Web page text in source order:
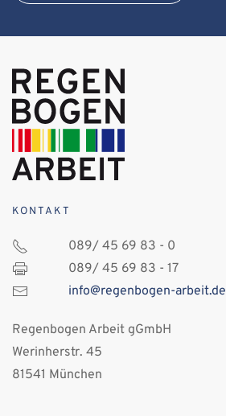
KONTAKT
089/ 45 69 83 - 0
089/ 45 69 83 - 17
info@regenbogen-arbeit.de
Regenbogen Arbeit gGmbH
Werinherstr. 45
81541 München